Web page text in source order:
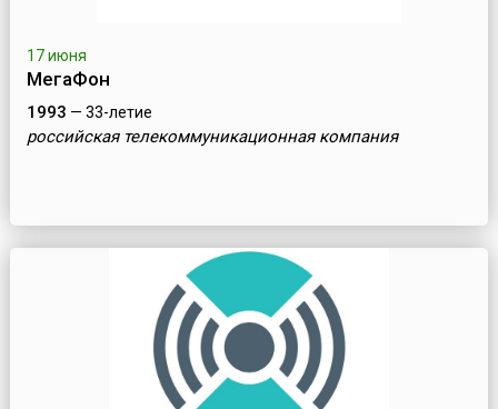
17 июня
МегаФон
1993 — 33-летие
российская телекоммуникационная компания